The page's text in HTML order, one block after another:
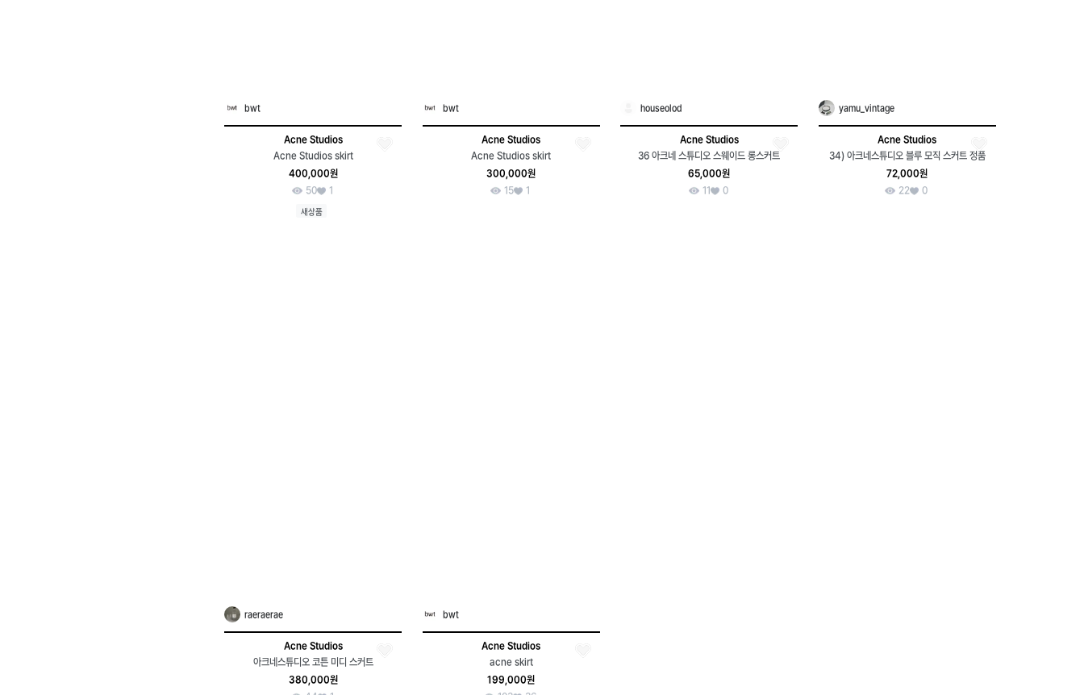
bwt
Acne Studios
Acne Studios skirt
400,000원
50
1
새상품
bwt
Acne Studios
Acne Studios skirt
300,000원
15
1
houseolod
Acne Studios
36 아크네 스튜디오 스웨이드 롱스커트
65,000원
11
0
yamu_vintage
Acne Studios
34) 아크네스튜디오 블루 모직 스커트 정품
72,000원
22
0
raeraerae
Acne Studios
아크네스튜디오 코튼 미디 스커트
380,000원
bwt
Acne Studios
acne skirt
199,000원